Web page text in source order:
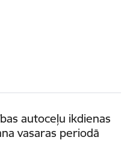
autoceļu ikdienas
vasaras periodā